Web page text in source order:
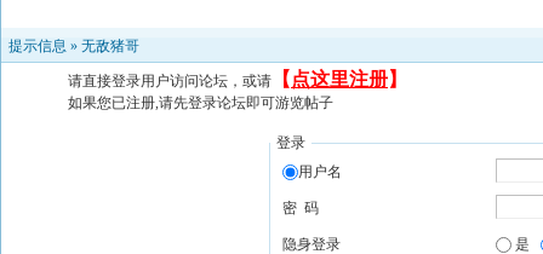
提示信息 » 无敌猪哥
请直接登录用户访问论坛，或请 【 点这里注册】
如果您已注册,请先登录论坛即可游览帖子
登录
用户名
密 码
隐身登录 是